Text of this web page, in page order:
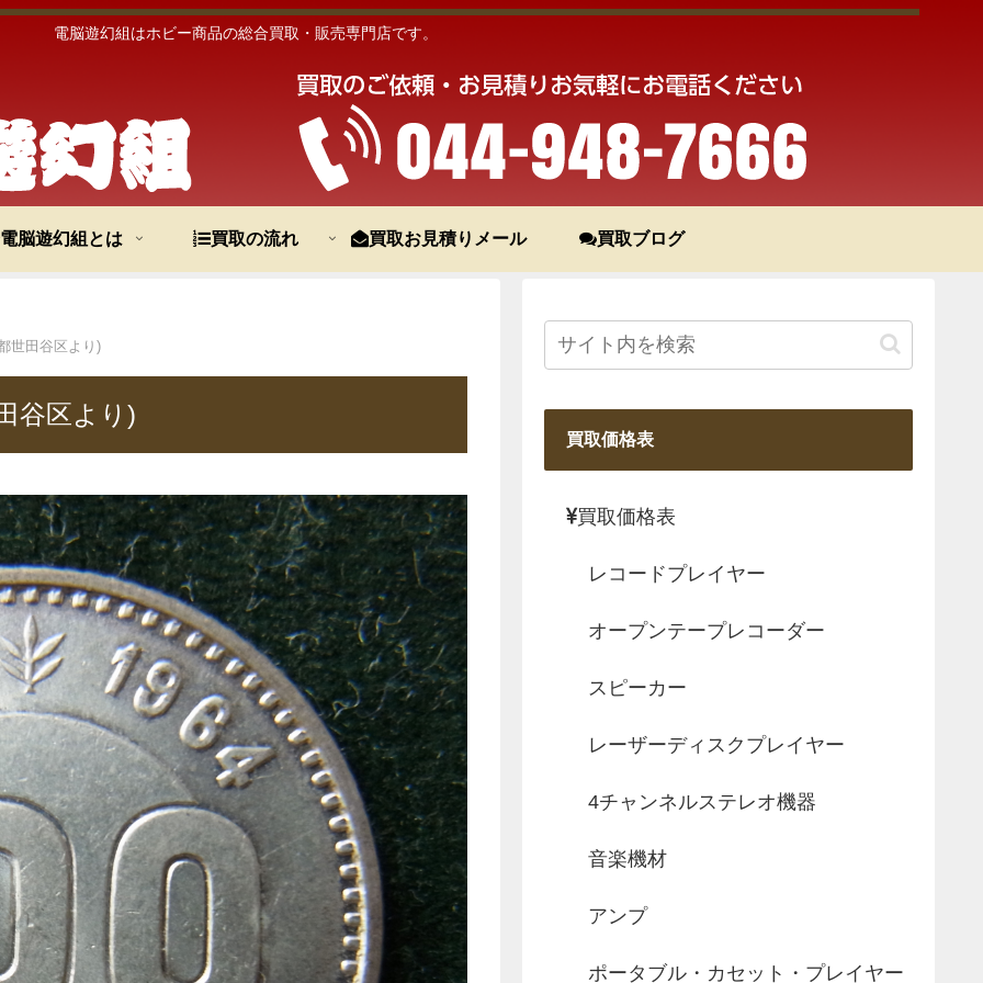
電脳遊幻組はホビー商品の総合買取・販売専門店です。
電脳遊幻組とは 買取の流れ 買取お見積りメール 買取ブログ
世田谷区より)
谷区より)
買取価格表
買取価格表
レコードプレイヤー
オープンテープレコーダー
スピーカー
レーザーディスクプレイヤー
4チャンネルステレオ機器
音楽機材
アンプ
ポータブル・カセット・プレイヤー